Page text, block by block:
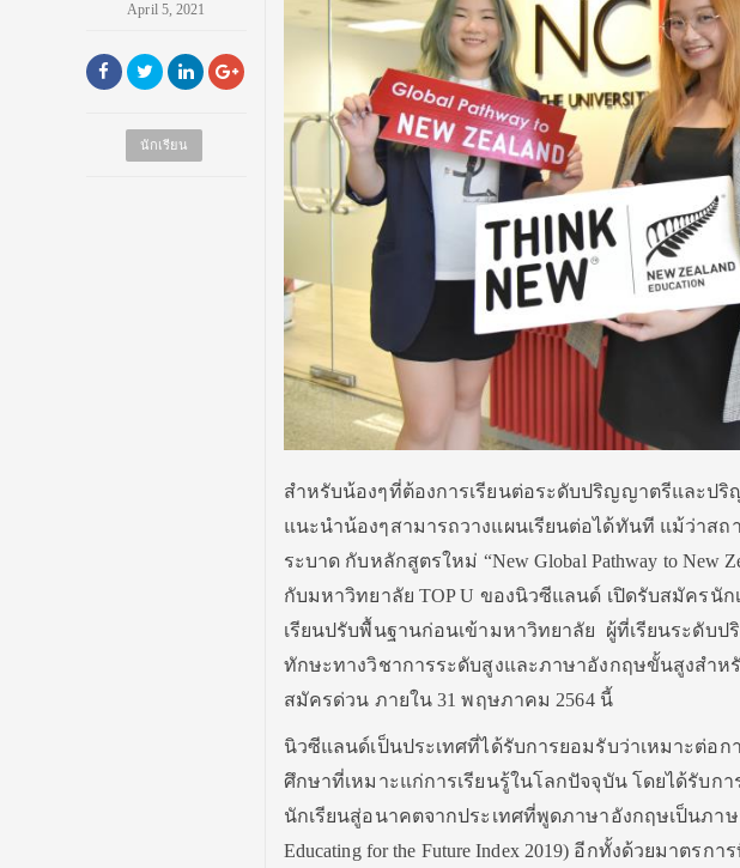
April 5, 2021
นักเรียน
สำหรับน้องๆที่ต้องการเรียนต่อระดับปริญญาตรีและป
แนะนำน้องๆสามารถวางแผนเรียนต่อได้ทันที แม้ว่าส
ระบาด กับหลักสูตรใหม่ “New Global Pathway to New
กับมหาวิทยาลัย TOP U ของนิวซีแลนด์ เปิดรับสมัครนั
เรียนปรับพื้นฐานก่อนเข้ามหาวิทยาลัย ผู้ที่เรียนระดับ
ทักษะทางวิชาการระดับสูงและภาษาอังกฤษขั้นสูงสำ
สมัครด่วน ภายใน 31 พฤษภาคม 2564 นี้
นิวซีแลนด์เป็นประเทศที่ได้รับการยอมรับว่าเหมาะต่อ
ศึกษาที่เหมาะแก่การเรียนรู้ในโลกปัจจุบัน โดยได้รับก
นักเรียนสู่อนาคตจากประเทศที่พูดภาษาอังกฤษเป็นภา
Educating for the Future Index 2019) อีกทั้งด้วยมาต